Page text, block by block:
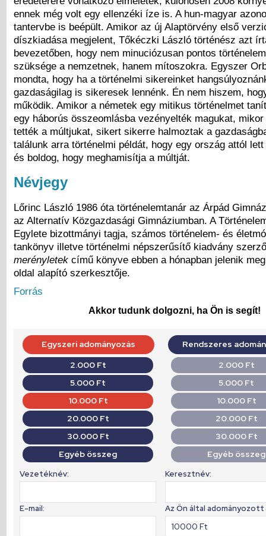
ennek még volt egy ellenzéki íze is. A hun-magyar
tantervbe is beépült. Amikor az új Alaptörvény első
díszkiadása megjelent, Tőkéczki László történész azt
bevezetőben, hogy nem minuciózusan pontos
szüksége a nemzetnek, hanem mítoszokra. Egyszer
mondta, hogy ha a történelmi sikereinket
gazdaságilag is sikeresek lennénk. Én nem hiszem,
működik. Amikor a németek egy mitikus történelmet
egy háborús összeomlásba vezényelték magukat,
tették a múltjukat, sikert sikerre halmoztak a
találunk arra történelmi példát, hogy egy ország attól
és boldog, hogy meghamisítja a múltját.
Névjegy
Lőrinc László 1986 óta történelemtanár az Árpád
az Alternatív Közgazdasági Gimnáziumban. A
Egylete bizottmányi tagja, számos történelem- és
tankönyv illetve történelmi népszerűsítő kiadvány
merényletek című könyve ebben a hónapban jelenik
oldal alapító szerkesztője.
Forrás
Akkor tudunk dolgozni, ha Ön is segít!